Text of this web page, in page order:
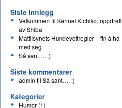
Siste innlegg
Velkommen til Kennel Kichiko, oppdrett
av Shiba
Mattilsynets Hundevettregler – fin å ha
med seg
Så sant…. :)
Siste kommentarer
admin til Så sant…. :)
Kategorier
Humor (1)